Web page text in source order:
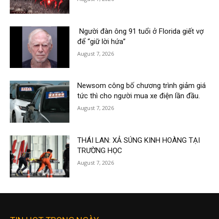
Người đàn ông 91 tuổi ở Florida giết vợ
để “giữ lời hứa”
August 7, 2026
Newsom công bố chương trình giảm giá
tức thì cho người mua xe điện lần đầu.
August 7, 2026
THÁI LAN: XẢ SÚNG KINH HOÀNG TẠI
TRƯỜNG HỌC
August 7, 2026